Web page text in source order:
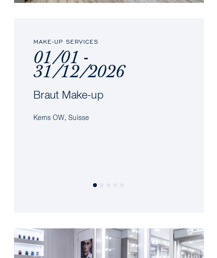
MAKE-UP SERVICES
01/01 -
31/12/2026
Braut Make-up
Kerns OW, Suisse